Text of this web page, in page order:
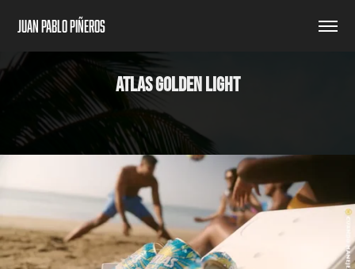
Juan Pablo Piñeros
ATLAS GOLDEN LIGHT